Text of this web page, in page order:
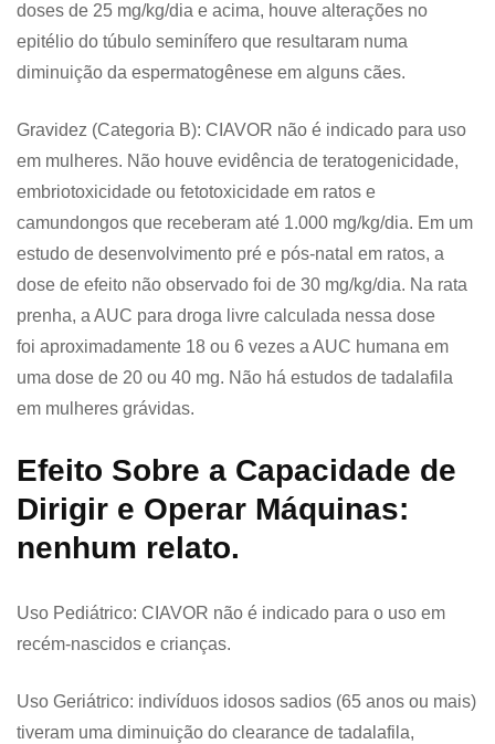
doses de 25 mg/kg/dia e acima, houve alterações no
epitélio do túbulo seminífero que resultaram numa
diminuição da espermatogênese em alguns cães.
Gravidez (Categoria B): CIAVOR não é indicado para uso
em mulheres. Não houve evidência de teratogenicidade,
embriotoxicidade ou fetotoxicidade em ratos e
camundongos que receberam até 1.000 mg/kg/dia. Em um
estudo de desenvolvimento pré e pós-natal em ratos, a
dose de efeito não observado foi de 30 mg/kg/dia. Na rata
prenha, a AUC para droga livre calculada nessa dose
foi aproximadamente 18 ou 6 vezes a AUC humana em
uma dose de 20 ou 40 mg. Não há estudos de tadalafila
em mulheres grávidas.
Efeito Sobre a Capacidade de
Dirigir e Operar Máquinas:
nenhum relato.
Uso Pediátrico: CIAVOR não é indicado para o uso em
recém-nascidos e crianças.
Uso Geriátrico: indivíduos idosos sadios (65 anos ou mais)
tiveram uma diminuição do clearance de tadalafila,